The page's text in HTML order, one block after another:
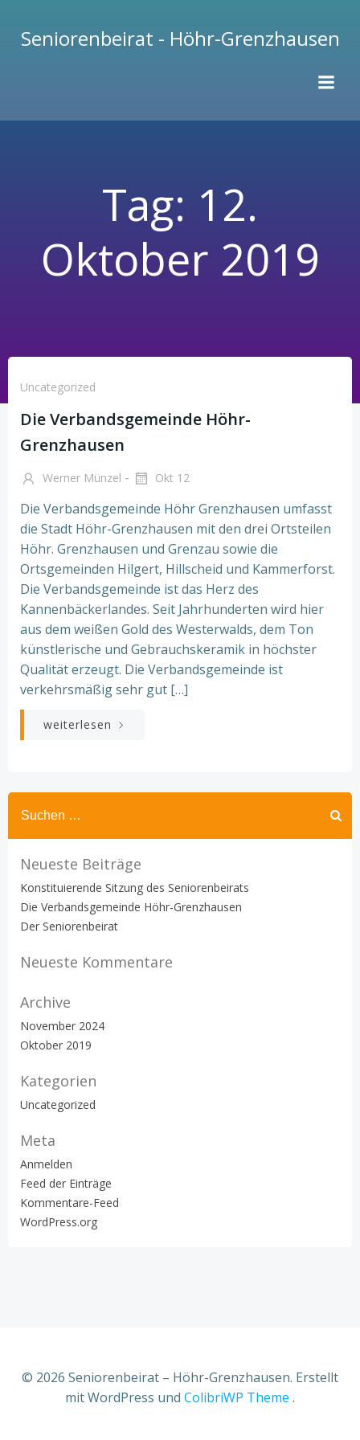
Inhalt
springen
Seniorenbeirat - Höhr-Grenzhausen
Tag: 12.
Oktober 2019
Uncategorized
Die Verbandsgemeinde Höhr-
Grenzhausen
Werner Münzel - Okt 12
Die Verbandsgemeinde Höhr Grenzhausen umfasst
die Stadt Höhr-Grenzhausen mit den drei Ortsteilen
Höhr. Grenzhausen und Grenzau sowie die
Ortsgemeinden Hilgert, Hillscheid und Kammerforst.
Die Verbandsgemeinde ist das Herz des
Kannenbäckerlandes. Seit Jahrhunderten wird hier
aus dem weißen Gold des Westerwalds, dem Ton
künstlerische und Gebrauchskeramik in höchster
Qualität erzeugt. Die Verbandsgemeinde ist
verkehrsmäßig sehr gut […]
weiterlesen
Neueste Beiträge
Konstituierende Sitzung des Seniorenbeirats
Die Verbandsgemeinde Höhr-Grenzhausen
Der Seniorenbeirat
Neueste Kommentare
Archive
November 2024
Oktober 2019
Kategorien
Uncategorized
Meta
Anmelden
Feed der Einträge
Kommentare-Feed
WordPress.org
© 2026 Seniorenbeirat – Höhr-Grenzhausen. Erstellt
mit WordPress und ColibriWP Theme .